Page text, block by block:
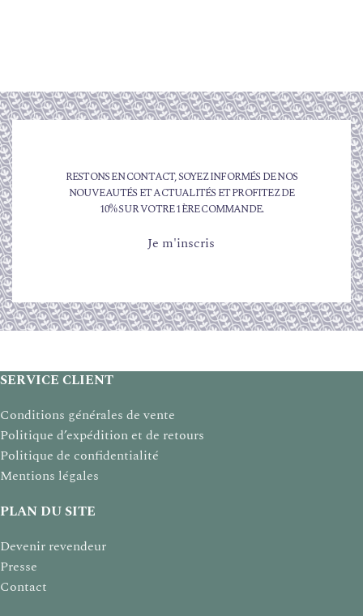
RESTONS EN CONTACT, SOYEZ INFORMÉS DE NOS
NOUVEAUTÉS ET ACTUALITÉS ET PROFITEZ DE
10% SUR VOTRE 1ÈRE COMMANDE.
Je m'inscris
SERVICE CLIENT
Conditions générales de vente
Politique d’expédition et de retours
Politique de confidentialité
Mentions légales
PLAN DU SITE
Devenir revendeur
Presse
Contact